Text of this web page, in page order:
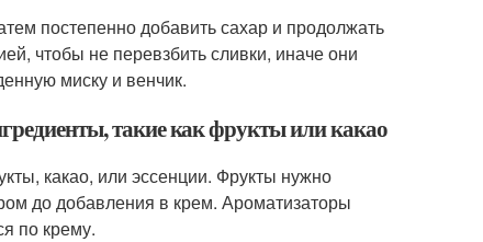
постепенно добавить сахар и продолжать
чтобы не перевзбить сливки, иначе они
миску и венчик.
такие как фрукты или какао
какао, или эссенции. Фрукты нужно
до добавления в крем. Ароматизаторы
по крему.